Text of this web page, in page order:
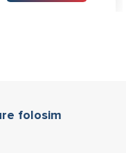
folosim